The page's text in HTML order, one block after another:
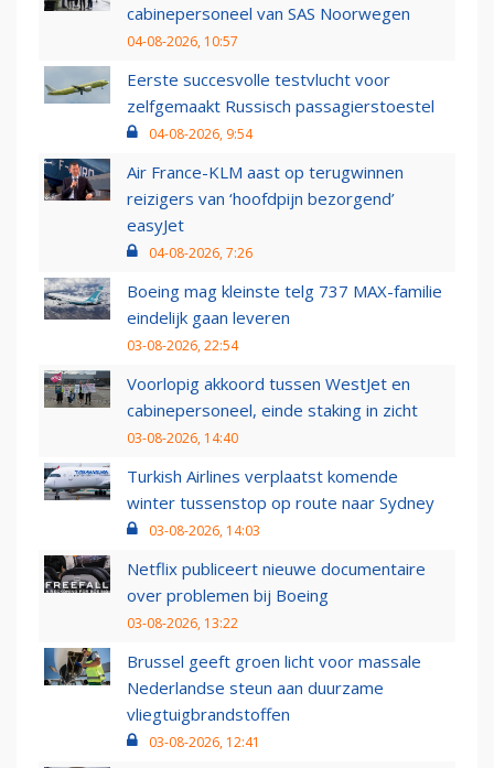
cabinepersoneel van SAS Noorwegen
04-08-2026, 10:57
Eerste succesvolle testvlucht voor
zelfgemaakt Russisch passagierstoestel
04-08-2026, 9:54
Air France-KLM aast op terugwinnen
reizigers van ‘hoofdpijn bezorgend’
easyJet
04-08-2026, 7:26
Boeing mag kleinste telg 737 MAX-familie
eindelijk gaan leveren
03-08-2026, 22:54
Voorlopig akkoord tussen WestJet en
cabinepersoneel, einde staking in zicht
03-08-2026, 14:40
Turkish Airlines verplaatst komende
winter tussenstop op route naar Sydney
03-08-2026, 14:03
Netflix publiceert nieuwe documentaire
over problemen bij Boeing
03-08-2026, 13:22
Brussel geeft groen licht voor massale
Nederlandse steun aan duurzame
vliegtuigbrandstoffen
03-08-2026, 12:41